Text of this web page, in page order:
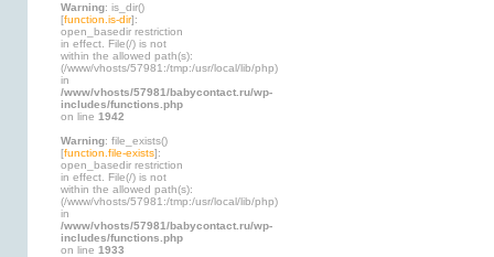
Warning: is_dir()
[function.is-dir]:
open_basedir restriction
in effect. File(/) is not
within the allowed path(s):
(/www/vhosts/57981:/tmp:/usr/local/lib/php)
in
/www/vhosts/57981/babycontact.ru/wp-
includes/functions.php
on line 1942
Warning: file_exists()
[function.file-exists]:
open_basedir restriction
in effect. File(/) is not
within the allowed path(s):
(/www/vhosts/57981:/tmp:/usr/local/lib/php)
in
/www/vhosts/57981/babycontact.ru/wp-
includes/functions.php
on line 1933